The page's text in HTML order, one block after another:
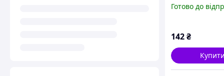
25мл
Готово до
142₴
Купити